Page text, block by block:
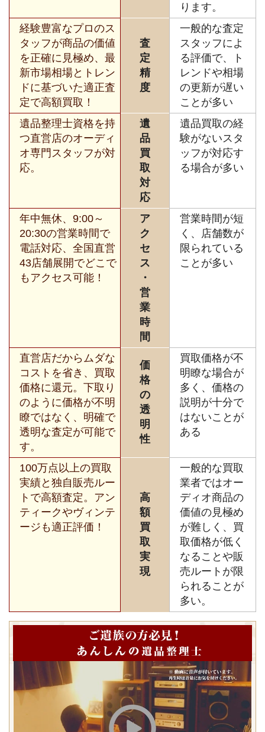
ります。
経験豊富なプロのス
タッフが商品の価値
を正確に見極め、最
新市場相場とトレン
ドに基づいた適正査
定で高額買取！
査
定
精
度
一般的な査定
スタッフによ
る評価で、ト
レンドや相場
の更新が遅い
ことが多い
遺品整理士資格を持
つ直営店のオーディ
オ専門スタッフが対
応。
遺
品
買
取
対
応
遺品買取の経
験がないスタ
ッフが対応す
る場合が多い
年中無休、9:00～
20:30の営業時間で
電話対応、全国直営
43店舗展開でどこで
もアクセス可能！
ア
ク
セ
ス
・
営
業
時
間
営業時間が短
く、店舗数が
限られている
ことが多い
直営店だからムダな
コストを省き、買取
価格に還元。下取り
のように価格が不明
瞭ではなく、明確で
透明な査定が可能で
す。
価
格
の
透
明
性
買取価格が不
明瞭な場合が
多く、価格の
説明が十分で
はないことが
ある
100万点以上の買取
実績と独自販売ルー
トで高額査定。アン
ティークやヴィンテ
ージも適正評価！
高
額
買
取
実
現
一般的な買取
業者ではオー
ディオ商品の
価値の見極め
が難しく、買
取価格が低く
なることや販
売ルートが限
られることが
多い。